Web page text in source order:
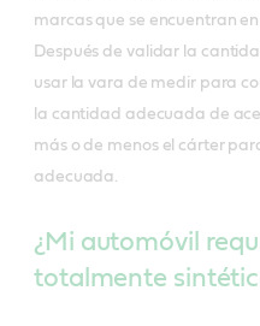
marcas que se encuentran
Después de validar la
usar la vara de medir para
la cantidad adecuada de
más o de menos el cárter
adecuada.
¿Mi automóvil
totalmente